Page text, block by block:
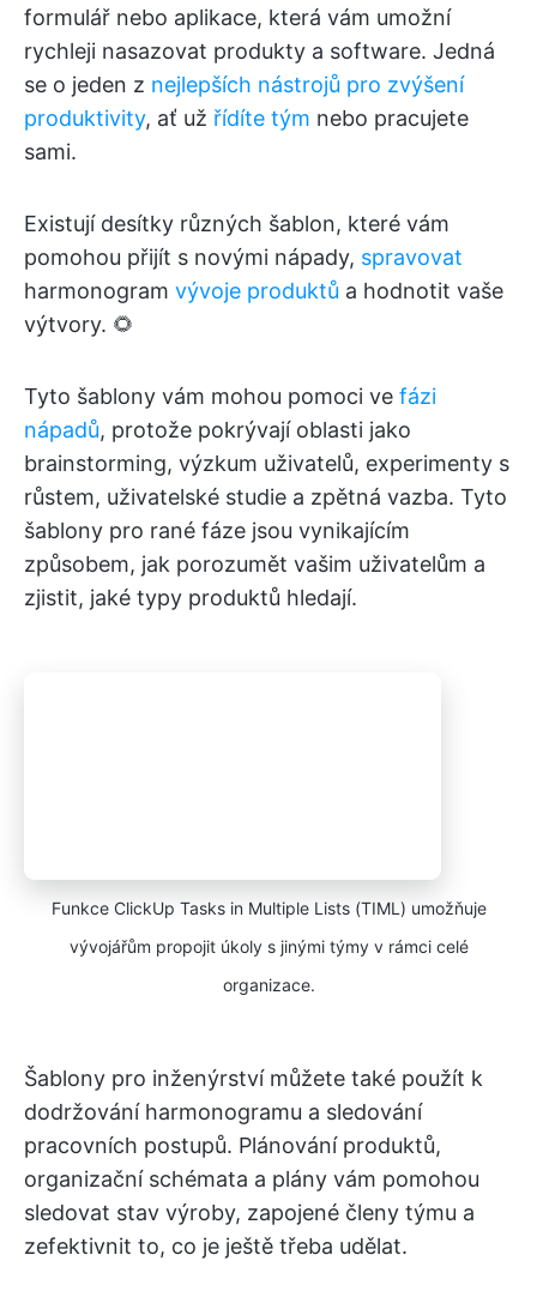
formulář nebo aplikace, která vám umožní
rychleji nasazovat produkty a software. Jedná
se o jeden z nejlepších nástrojů pro zvýšení
produktivity, ať už řídíte tým nebo pracujete
sami.
Existují desítky různých šablon, které vám
pomohou přijít s novými nápady, spravovat
harmonogram vývoje produktů a hodnotit vaše
výtvory. 🌻
Tyto šablony vám mohou pomoci ve fázi
nápadů, protože pokrývají oblasti jako
brainstorming, výzkum uživatelů, experimenty s
růstem, uživatelské studie a zpětná vazba. Tyto
šablony pro rané fáze jsou vynikajícím
způsobem, jak porozumět vašim uživatelům a
zjistit, jaké typy produktů hledají.
Funkce ClickUp Tasks in Multiple Lists (TIML) umožňuje
vývojářům propojit úkoly s jinými týmy v rámci celé
organizace.
Šablony pro inženýrství můžete také použít k
dodržování harmonogramu a sledování
pracovních postupů. Plánování produktů,
organizační schémata a plány vám pomohou
sledovat stav výroby, zapojené členy týmu a
zefektivnit to, co je ještě třeba udělat.